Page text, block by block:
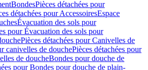
BondesPièces détachées pour
détachées pour AccessoiresEspace
Évacuation des sols pour
pour Évacuation des sols pour
Pièces détachées pour Canivelles de
canivelles de douchePièces détachées pour
de doucheBondes pour douche de
pour Bondes pour douche de plain-